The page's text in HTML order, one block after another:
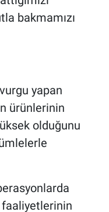
bakmamızı
yapan
ürünlerinin
olduğunu